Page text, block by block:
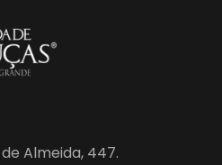
Almeida, 447.